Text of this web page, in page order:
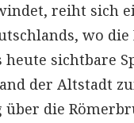
reiht sich
wo
heute sichtbare
der Altstadt
über die